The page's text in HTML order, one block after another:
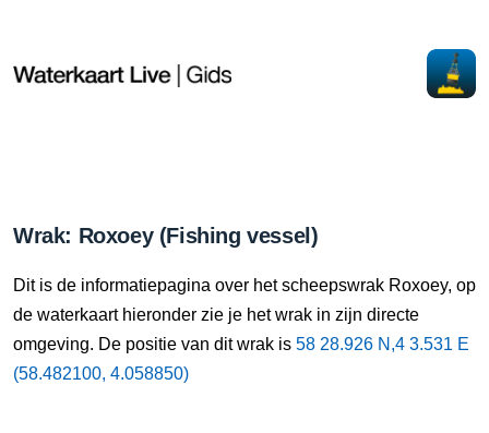
Wrak: Roxoey (Fishing vessel)
Dit is de informatiepagina over het scheepswrak Roxoey, op
de waterkaart hieronder zie je het wrak in zijn directe
omgeving. De positie van dit wrak is 58 28.926 N,4 3.531 E
(58.482100, 4.058850)